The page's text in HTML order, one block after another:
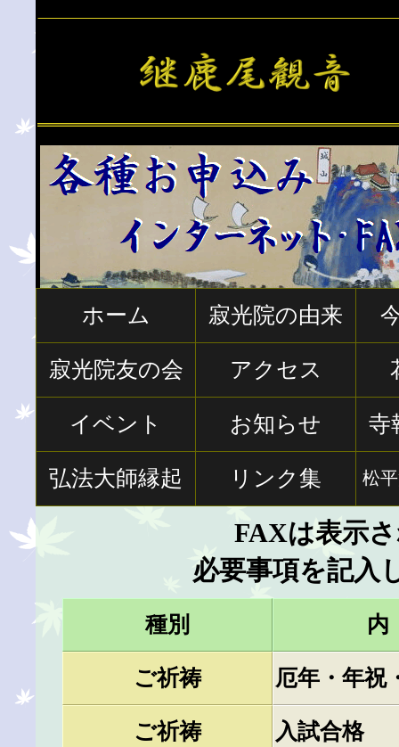
ホーム 寂光院の由来
寂光院友の会 アクセス
イベント お知らせ 寺
弘法大師縁起 リンク集 松
FAXは表示
必要事項を記入
種別
ご祈祷 厄年・年祝
ご祈祷 入試合格